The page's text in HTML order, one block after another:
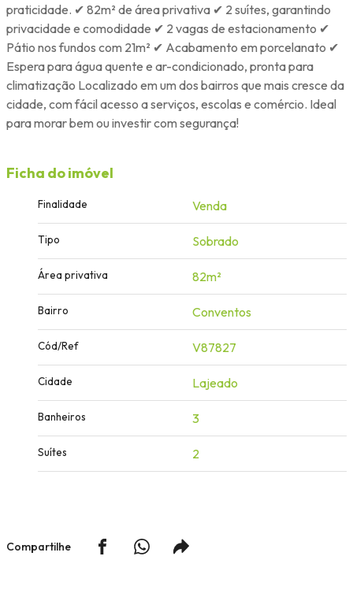
praticidade. ✔ 82m² de área privativa ✔ 2 suítes, garantindo
privacidade e comodidade ✔ 2 vagas de estacionamento ✔
Pátio nos fundos com 21m² ✔ Acabamento em porcelanato ✔
Espera para água quente e ar-condicionado, pronta para
climatização Localizado em um dos bairros que mais cresce da
cidade, com fácil acesso a serviços, escolas e comércio. Ideal
para morar bem ou investir com segurança!
Ficha do imóvel
Finalidade Venda
Tipo Sobrado
Área privativa 82m²
Bairro Conventos
Cód/Ref V87827
Cidade Lajeado
Banheiros 3
Suítes 2
Compartilhe